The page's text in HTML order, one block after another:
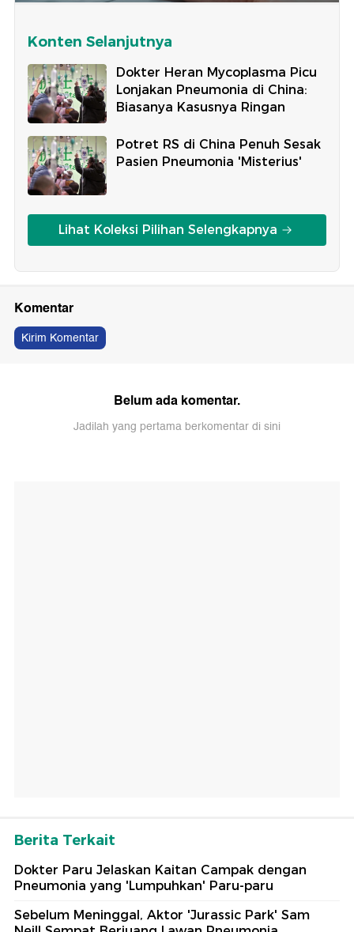
Konten Selanjutnya
Dokter Heran Mycoplasma Picu
Lonjakan Pneumonia di China:
Biasanya Kasusnya Ringan
Potret RS di China Penuh Sesak
Pasien Pneumonia 'Misterius'
Lihat Koleksi Pilihan Selengkapnya
Komentar
Kirim Komentar
Belum ada komentar.
Jadilah yang pertama berkomentar di sini
Berita Terkait
Dokter Paru Jelaskan Kaitan Campak dengan
Pneumonia yang 'Lumpuhkan' Paru-paru
Sebelum Meninggal, Aktor 'Jurassic Park' Sam